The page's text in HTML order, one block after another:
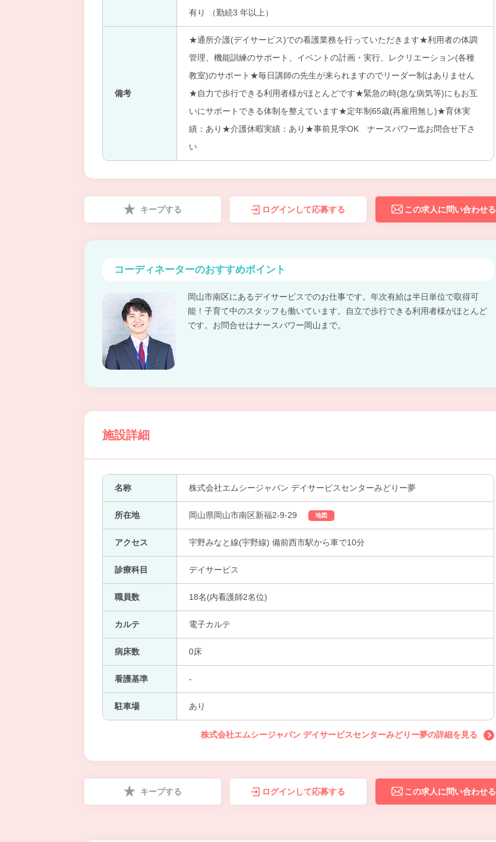
有り （勤続3 年以上）
備考
★通所介護(デイサービス)での看護業務を行っていただきます★利用者の体調
管理、機能訓練のサポート、イベントの計画・実行、レクリエーション(各種
教室)のサポート★毎日講師の先生が来られますのでリーダー制はありません
★自力で歩行できる利用者様がほとんどです★緊急の時(急な病気等)にもお互
いにサポートできる体制を整えています★定年制65歳(再雇用無し)★育休実
績：あり★介護休暇実績：あり★事前見学OK ナースパワー迄お問合せ下さ
い
キープする ログインして応募する この求人に問い合わせる
コーディネーターのおすすめポイント
岡山市南区にあるデイサービスでのお仕事です。年次有給は半日単位で取得可
能！子育て中のスタッフも働いています。自立で歩行できる利用者様がほとんど
です。お問合せはナースパワー岡山まで。
施設詳細
名称 株式会社エムシージャパン デイサービスセンターみどりー夢
所在地 岡山県岡山市南区新福2-9-29 地図
アクセス 宇野みなと線(宇野線) 備前西市駅から車で10分
診療科目 デイサービス
職員数 18名(内看護師2名位)
カルテ 電子カルテ
病床数 0床
看護基準 -
駐車場 あり
株式会社エムシージャパン デイサービスセンターみどりー夢の詳細を見る
キープする ログインして応募する この求人に問い合わせる